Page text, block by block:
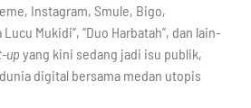
Instagram, Smule, Bigo,
Lucu Mukidi”, “Duo Harbatah”, dan lain-
up yang kini sedang jadi isu publik,
digital bersama medan utopis